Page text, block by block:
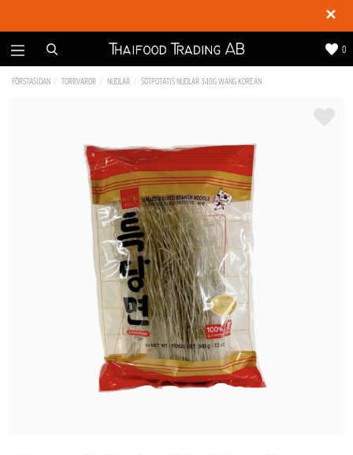
✕
0
FÖRSTASIDAN TORRVAROR NUDLAR SÖTPOTATIS NUDLAR 340G WANG KOREAN